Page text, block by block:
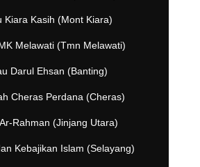
Kiara Kasih (Mont Kiara)
Melawati (Tmn Melawati)
Darul Ehsan (Banting)
Cheras Perdana (Cheras)
Rahman (Jinjang Utara)
Kebajikan Islam (Selayang)